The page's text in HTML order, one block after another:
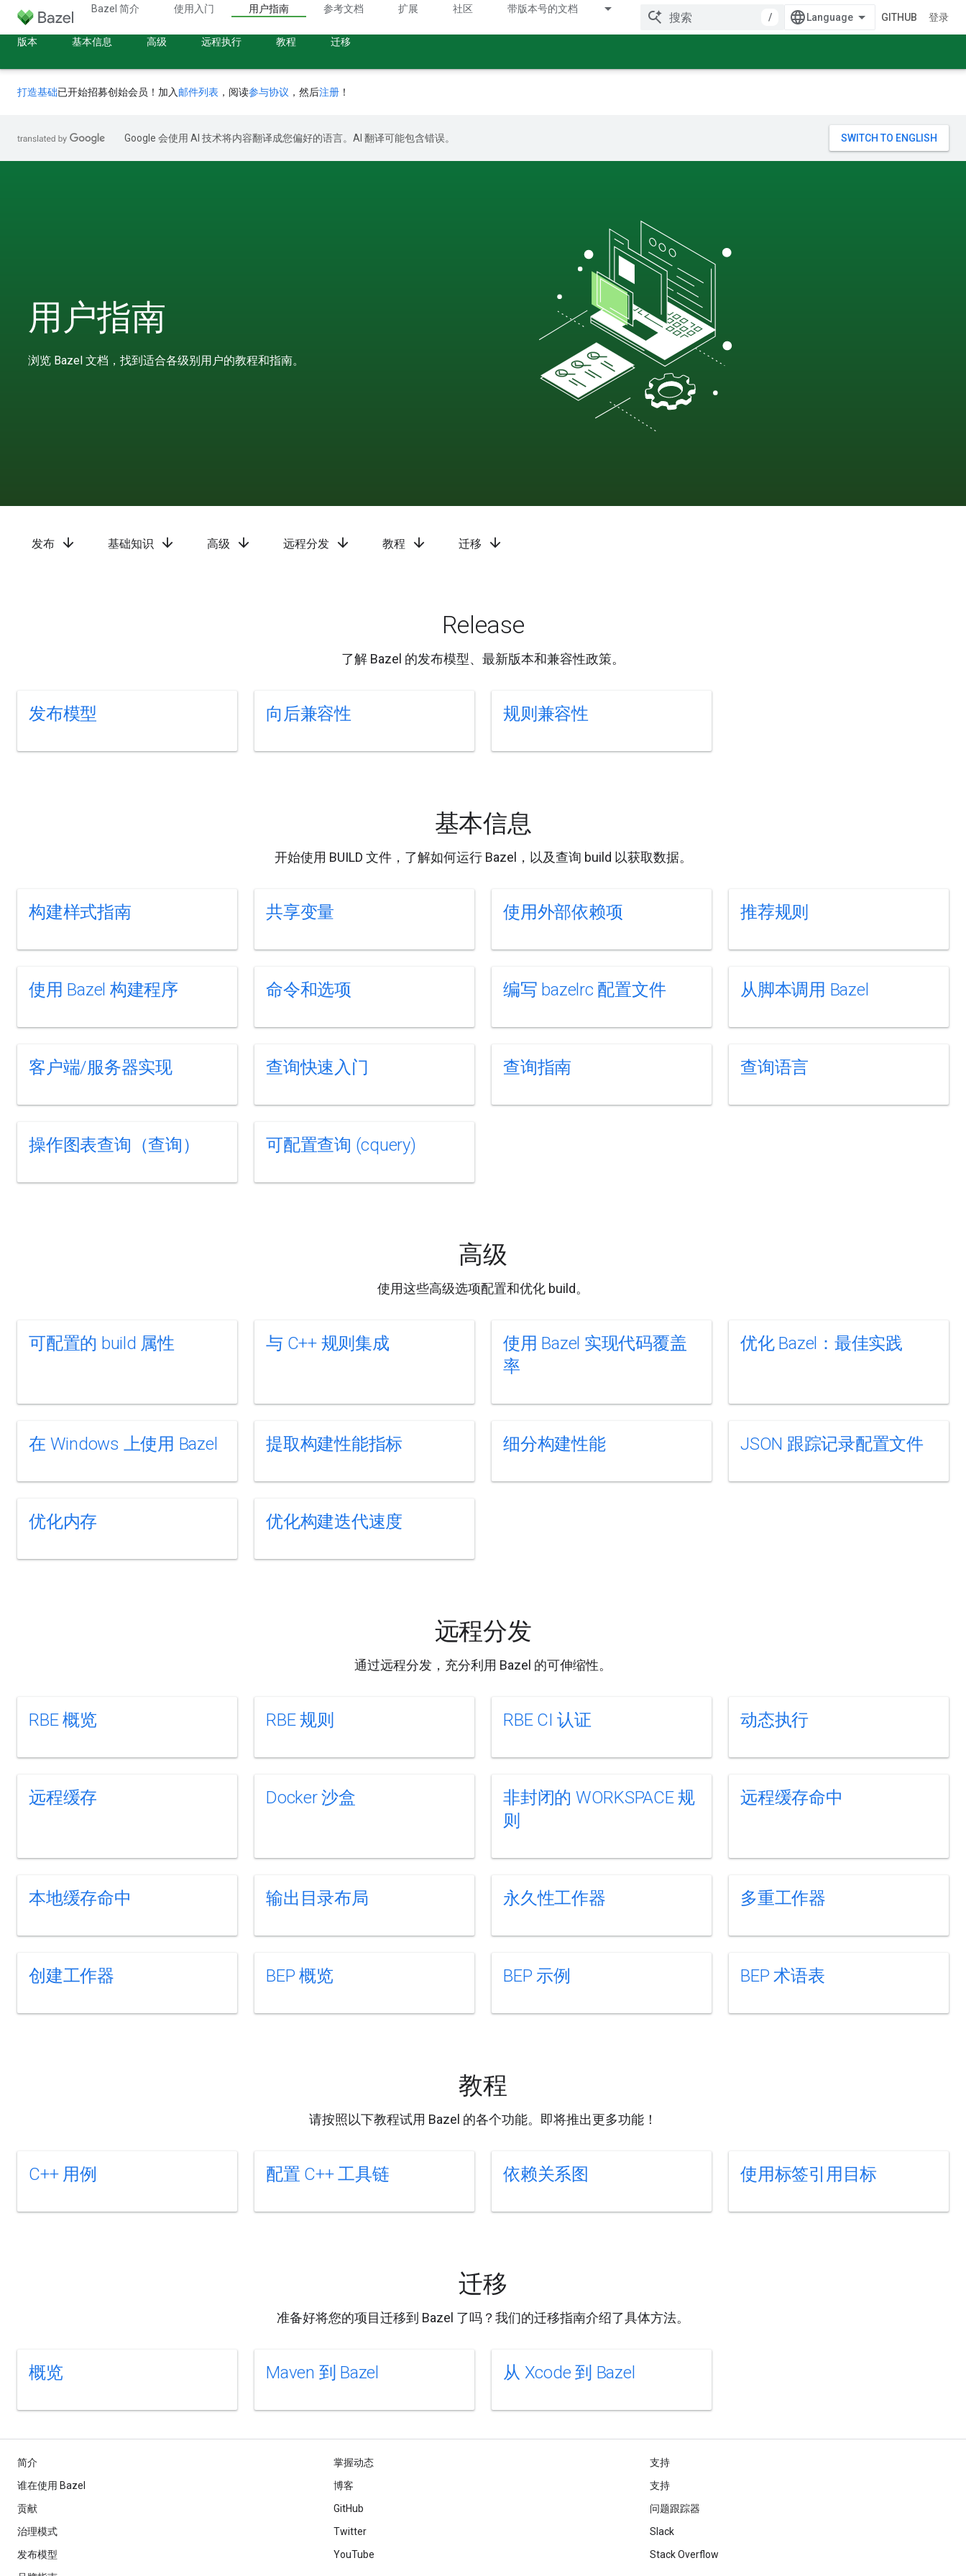
Bazel 简介 使用入门 用户指南 参考文档 扩展 社区 带版本号的文档
/ GITHUB 登录
版本 基本信息 高级 远程执行 教程 迁移
打造基础已开始招募创始会员！加入 邮件列表 ，阅读参与协议 ，然后注册 ！
Google 会使用 AI 技术将内容翻译成您偏好的语言。AI 翻译可能包含错误。
用户指南
浏览 Bazel 文档，找到适合各级别用户的教程和指南。
发布 arrow_downward 基础知识 arrow_downward 高级 arrow_downward 远程分发 arrow_downward 教程 arrow_downward 迁移 arrow_downward
Release
了解 Bazel 的发布模型、最新版本和兼容性政策。
发布模型 向后兼容性 规则兼容性
基本信息
开始使用 BUILD 文件，了解如何运行 Bazel，以及查询 build 以获取数据。
构建样式指南 共享变量 使用外部依赖项 推荐规则
使用 Bazel 构建程序 命令和选项 编写 bazelrc 配置文件 从脚本调用 Bazel
客户端/服务器实现 查询快速入门 查询指南 查询语言
操作图表查询（查询） 可配置查询 (cquery)
高级
使用这些高级选项配置和优化 build。
可配置的 build 属性 与 C++ 规则集成
使用 Bazel 实现代码覆盖
率
优化 Bazel：最佳实践
在 Windows 上使用 Bazel 提取构建性能指标 细分构建性能 JSON 跟踪记录配置文件
优化内存 优化构建迭代速度
远程分发
通过远程分发，充分利用 Bazel 的可伸缩性。
RBE 概览 RBE 规则 RBE CI 认证 动态执行
远程缓存 Docker 沙盒
非封闭的 WORKSPACE 规
则
远程缓存命中
本地缓存命中 输出目录布局 永久性工作器 多重工作器
创建工作器 BEP 概览 BEP 示例 BEP 术语表
教程
请按照以下教程试用 Bazel 的各个功能。即将推出更多功能！
C++ 用例 配置 C++ 工具链 依赖关系图 使用标签引用目标
迁移
准备好将您的项目迁移到 Bazel 了吗？我们的迁移指南介绍了具体方法。
概览 Maven 到 Bazel 从 Xcode 到 Bazel
简介
谁在使用 Bazel
贡献
治理模式
发布模型
掌握动态
博客
GitHub
Twitter
YouTube
支持
支持
问题跟踪器
Slack
Stack Overflow